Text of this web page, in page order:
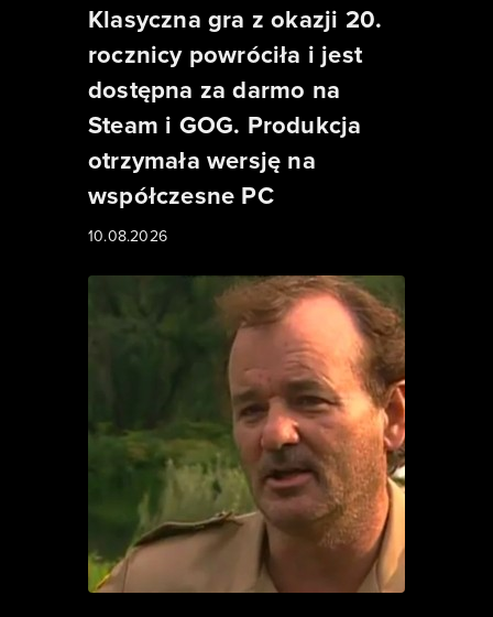
Klasyczna gra z okazji 20.
rocznicy powróciła i jest
dostępna za darmo na
Steam i GOG. Produkcja
otrzymała wersję na
współczesne PC
10.08.2026